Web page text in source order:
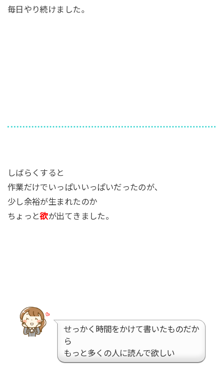
毎日やり続けました。
しばらくすると
作業だけでいっぱいいっぱいだったのが、
少し余裕が生まれたのか
ちょっと欲が出てきました。
せっかく時間をかけて書いたものだか
ら
もっと多くの人に読んで欲しい